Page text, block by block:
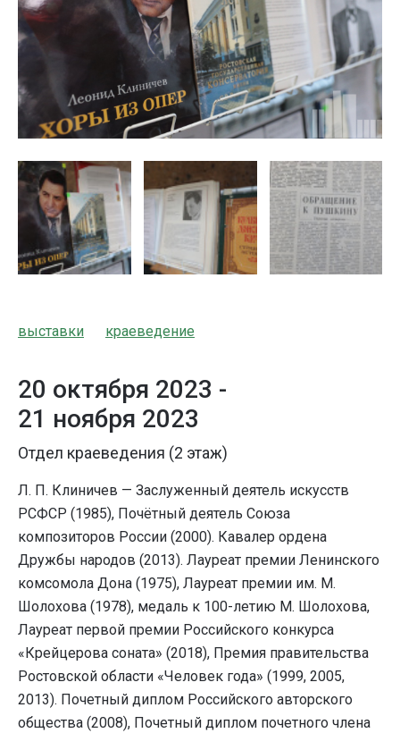
выставки краеведение
20 октября 2023 -
21 ноября 2023
Отдел краеведения (2 этаж)
Л. П. Клиничев — Заслуженный деятель искусств
РСФСР (1985), Почётный деятель Союза
композиторов России (2000). Кавалер ордена
Дружбы народов (2013). Лауреат премии Ленинского
комсомола Дона (1975), Лауреат премии им. М.
Шолохова (1978), медаль к 100-летию М. Шолохова,
Лауреат первой премии Российского конкурса
«Крейцерова соната» (2018), Премия правительства
Ростовской области «Человек года» (1999, 2005,
2013). Почетный диплом Российского авторского
общества (2008), Почетный диплом почетного члена